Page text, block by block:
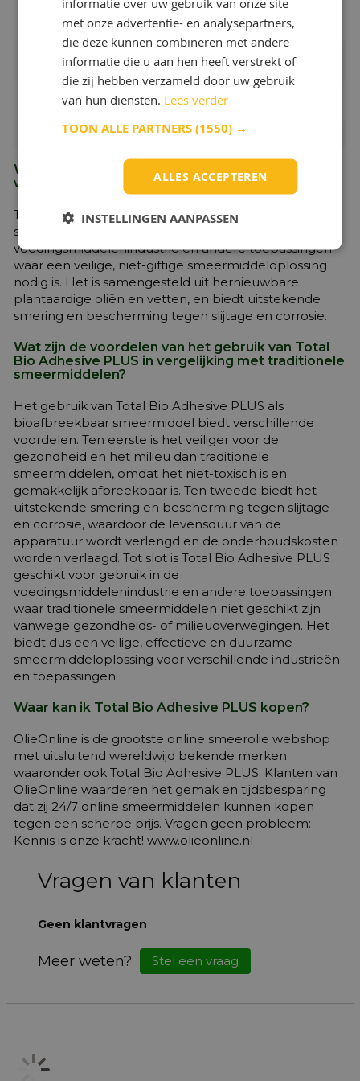
60 627
waterdruk %
Viscositeit van de
ASTM D 445/DIN 51
Bioafbreekbaarheid % OECD 301 B
Wat is Total Bio Adhesive PLUS en waarvoor
wordt het gebruikt?
Total Bio Adhesive PLUS is een bioafbreekbaar
smeermiddel dat is ontworpen voor gebruik in de
voedingsmiddelenindustrie en andere toepassingen
waar een veilige, niet-giftige smeermiddeloplossing
nodig is. Het is samengesteld uit hernieuwbare
plantaardige oliën en vetten, en biedt uitstekende
smering en bescherming tegen slijtage en corrosie.
Wat zijn de voordelen van het gebruik van Total
Bio Adhesive PLUS in vergelijking met traditionele
smeermiddelen?
Het gebruik van Total Bio Adhesive PLUS als
bioafbreekbaar smeermiddel biedt verschillende
voordelen. Ten eerste is het veiliger voor de
gezondheid en het milieu dan traditionele
smeermiddelen, omdat het niet-toxisch is en
gemakkelijk afbreekbaar is. Ten tweede biedt het
uitstekende smering en bescherming tegen slijtage
en corrosie, waardoor de levensduur van de
apparatuur wordt verlengd en de onderhoudskosten
worden verlaagd. Tot slot is Total Bio Adhesive PLUS
geschikt voor gebruik in de
voedingsmiddelenindustrie en andere toepassingen
waar traditionele smeermiddelen niet geschikt zijn
vanwege gezondheids- of milieuoverwegingen. Het
biedt dus een veilige, effectieve en duurzame
smeermiddeloplossing voor verschillende industrieën
en toepassingen.
Waar kan ik Total Bio Adhesive PLUS kopen?
OlieOnline is de grootste online smeerolie webshop
met uitsluitend wereldwijd bekende merken
waaronder ook Total Bio Adhesive PLUS. Klanten van
OlieOnline waarderen het gemak en tijdsbesparing
dat zij 24/7 online smeermiddelen kunnen kopen
tegen een scherpe prijs. Vragen geen probleem:
Kennis is onze kracht! www.olieonline.nl
Vragen van klanten
Geen klantvragen
Meer weten? Stel een vraag
met onze advertentie- en analysepartners,
die deze kunnen combineren met andere
informatie die u aan hen heeft verstrekt of
die zij hebben verzameld door uw gebruik
van hun diensten. Lees verder
TOON ALLE PARTNERS(1550) →
ALLES ACCEPTEREN
INSTELLINGEN AANPASSEN